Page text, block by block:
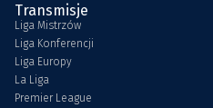
Transmisje
Liga Mistrzów
Liga Konferencji
Liga Europy
La Liga
Premier League